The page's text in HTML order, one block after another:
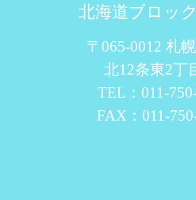
北海道ブロッ
〒065-0012 札
北12条東2丁
TEL：011-
FAX：011-